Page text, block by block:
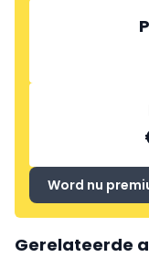
Word nu
Gerelateerde